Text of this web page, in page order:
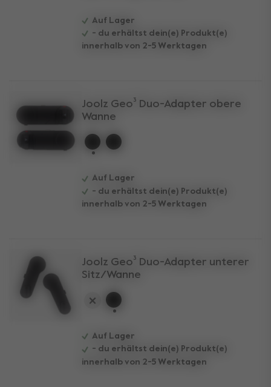
Auf Lager
- du erhältst dein(e) Produkt(e)
innerhalb von 2-5 Werktagen
Joolz Geo³ Duo-Adapter obere
Wanne
Auf Lager
- du erhältst dein(e) Produkt(e)
innerhalb von 2-5 Werktagen
Joolz Geo³ Duo-Adapter unterer
Sitz/Wanne
Auf Lager
- du erhältst dein(e) Produkt(e)
innerhalb von 2-5 Werktagen